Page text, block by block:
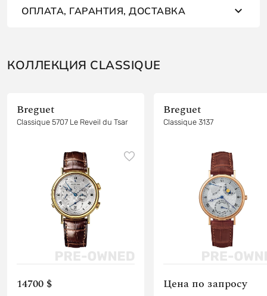
ОПЛАТА, ГАРАНТИЯ, ДОСТАВКА
КОЛЛЕКЦИЯ CLASSIQUE
Breguet
Classique 5707 Le Reveil du Tsar
14700 $
Breguet
Classique 3137
Цена по запросу